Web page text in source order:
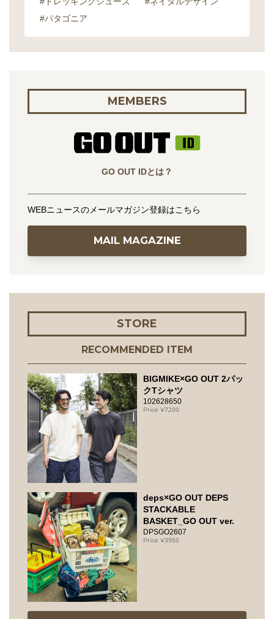
#パタゴニア
MEMBERS
GO OUT IDとは？
WEBニュースのメールマガジン登録はこちら
MAIL MAGAZINE
STORE
RECOMMENDED ITEM
BIGMIKE×GO OUT 2パッ
クTシャツ
102628650
7200
deps×GO OUT DEPS
STACKABLE
BASKET_GO OUT ver.
DPSGO2607
3950